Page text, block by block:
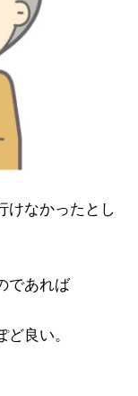
けなかったとし
であれば
良い。